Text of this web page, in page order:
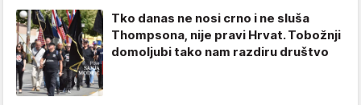
Tko danas ne nosi crno i ne sluša
Thompsona, nije pravi Hrvat. Tobožnji
domoljubi tako nam razdiru društvo